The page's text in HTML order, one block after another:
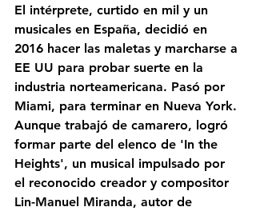
El intérprete, curtido en mil y un
musicales en España, decidió en
2016 hacer las maletas y marcharse a
EE UU para probar suerte en la
industria norteamericana. Pasó por
Miami, para terminar en Nueva York.
Aunque trabajó de camarero, logró
formar parte del elenco de 'In the
Heights', un musical impulsado por
el reconocido creador y compositor
Lin-Manuel Miranda, autor de